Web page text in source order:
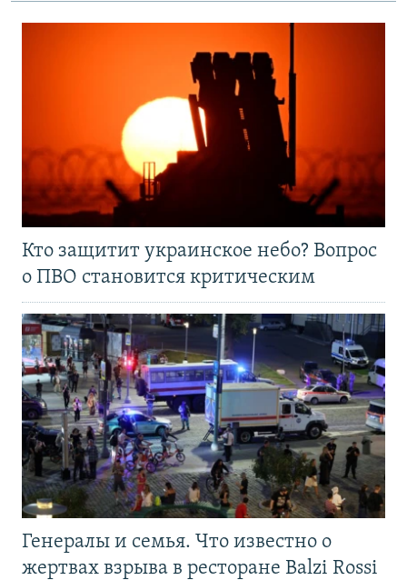
Кто защитит украинское небо? Вопрос
о ПВО становится критическим
Генералы и семья. Что известно о
жертвах взрыва в ресторане Balzi Rossi